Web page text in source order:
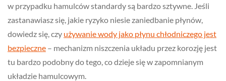
w przypadku hamulców standardy są bardzo sztywne. Jeśli
zastanawiasz się, jakie ryzyko niesie zaniedbanie płynów,
dowiedz się, czy używanie wody jako płynu chłodniczego jest
bezpieczne – mechanizm niszczenia układu przez korozję jest
tu bardzo podobny do tego, co dzieje się w zapomnianym
układzie hamulcowym.